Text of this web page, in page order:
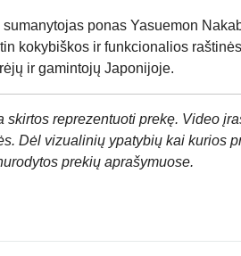
ponas Yasuemon
kokybiškos ir funkcionalios
ir gamintojų Japonijoje.
reprezentuoti prekę. Video
Dėl vizualinių ypatybių kai kurios
prekių aprašymuose.